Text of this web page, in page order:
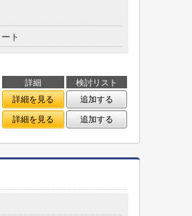
ト
詳細
検討リスト
詳細を見る
追加する
詳細を見る 追加する